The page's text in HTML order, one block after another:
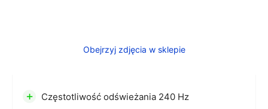
Obejrzyj zdjęcia w sklepie
+ Częstotliwość odświeżania 240 Hz